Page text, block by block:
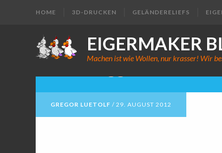
HOME 3D-DRUCKEN GELÄNDERELIEFS
EIGERMAKER
Machen ist wie Wollen, nur krasser! Wir
Der Güggel in
GREGOR LUETOLF / 29. AUGUST 2012